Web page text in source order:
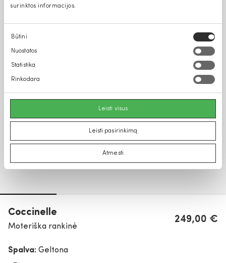
surinktos informacijos.
Sutikimo
pasirinkimas
Būtini
Nuostatos
Statistika
Rinkodara
Leisti visus
Leisti pasirinkimą
Atmesti
Coccinelle
Moteriška rankinė
249,00 €
Spalva: Geltona